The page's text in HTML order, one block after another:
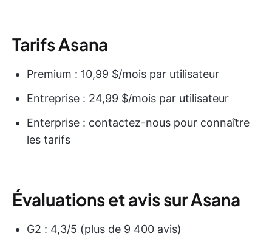
Tarifs Asana
Premium : 10,99 $/mois par utilisateur
Entreprise : 24,99 $/mois par utilisateur
Enterprise : contactez-nous pour connaître
les tarifs
Évaluations et avis sur Asana
G2 : 4,3/5 (plus de 9 400 avis)